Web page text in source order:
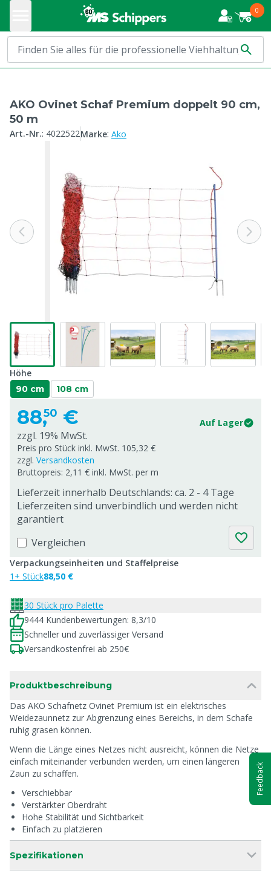
0
AKO Ovinet Schaf Premium doppelt 90 cm,
50 m
Art.-Nr.: 4022522Marke: Ako
Höhe
90 cm 108 cm
88,50 € Auf Lager
zzgl. 19% MwSt.
Preis pro Stück inkl. MwSt. 105,32 €
zzgl. Versandkosten
Bruttopreis: 2,11 € inkl. MwSt. per m
Lieferzeit innerhalb Deutschlands: ca. 2 - 4 Tage
Lieferzeiten sind unverbindlich und werden nicht
garantiert
Vergleichen
Verpackungseinheiten und Staffelpreise
1+ Stück88,50 €
30 Stück pro Palette
9444 Kundenbewertungen: 8,3/10
Schneller und zuverlässiger Versand
Versandkostenfrei ab 250€
Produktbeschreibung
Das AKO Schafnetz Ovinet Premium ist ein elektrisches
Weidezaunnetz zur Abgrenzung eines Bereichs, in dem Schafe
ruhig grasen können.
Wenn die Länge eines Netzes nicht ausreicht, können die Netze
einfach miteinander verbunden werden, um einen längeren
Zaun zu schaffen.
Verschiebbar
Verstärkter Oberdraht
Hohe Stabilität und Sichtbarkeit
Einfach zu platzieren
Spezifikationen
Feedback